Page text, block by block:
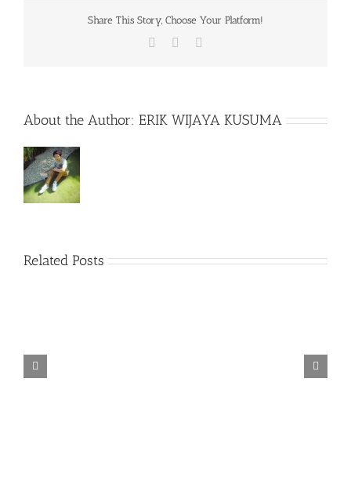
Share This Story, Choose Your Platform!
Facebook
About the Author: ERIK WIJAYA KUSUMA
Related Posts